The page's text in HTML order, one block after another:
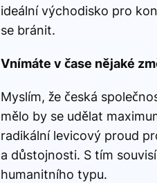
ideální východisko pro
se bránit.
Vnímáte v čase nějaké
Myslím, že česká
mělo by se udělat
radikální levicový proud
a důstojnosti. S tím
humanitního typu.